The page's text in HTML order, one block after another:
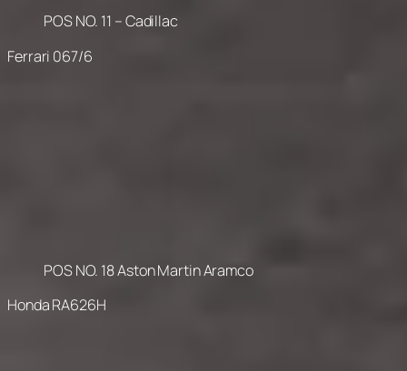
POS NO. 11 – Cadillac
Ferrari 067/6
POS NO. 18 Aston Martin Aramco
Honda RA626H